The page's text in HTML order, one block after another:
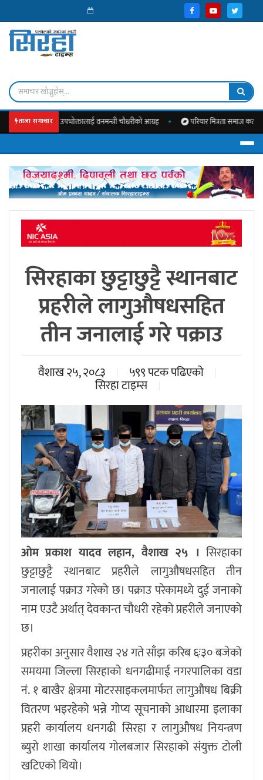
ताजा समाचार
हुन उपभोक्तालाई वनमन्त्री चौधरीको आग्रह परियार मित्रता समाज कतारको
सिरहाका छुट्टाछुट्टै स्थानबाट
प्रहरीले लागुऔषधसहित
तीन जनालाई गरे पक्राउ
वैशाख २५, २०८३ ५९९ पटक पढिएको
सिरहा टाइम्स
ओम प्रकाश यादव लहान, वैशाख २५ । सिरहाका
छुट्टाछुट्टै स्थानबाट प्रहरीले लागुऔषधसहित तीन
जनालाई पक्राउ गरेको छ। पक्राउ परेकामध्ये दुई जनाको
नाम एउटै अर्थात् देवकान्त चौधरी रहेको प्रहरीले जनाएको
छ।
प्रहरीका अनुसार वैशाख २४ गते साँझ करिब ६ः३० बजेको
समयमा जिल्ला सिरहाको धनगढीमाई नगरपालिका वडा
नं. १ बाखैर क्षेत्रमा मोटरसाइकलमार्फत लागुऔषध बिक्री
वितरण भइरहेको भन्ने गोप्य सूचनाको आधारमा इलाका
प्रहरी कार्यालय धनगढी सिरहा र लागुऔषध नियन्त्रण
ब्युरो शाखा कार्यालय गोलबजार सिरहाको संयुक्त टोली
खटिएको थियो।